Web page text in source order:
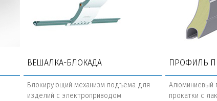
ВЕШАЛКА-БЛОКАДА
Блокирующий механизм подъёма для
изделий с электроприводом
ПРОФИЛЬ
Алюминиевый
прокатки с